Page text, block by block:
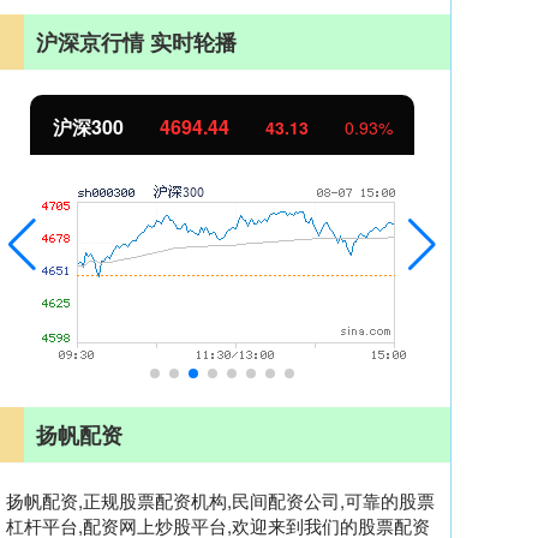
沪深京行情 实时轮播
沪深300 4694.44 43.13 0.93%
扬帆配资
扬帆配资,正规股票配资机构,民间配资公司,可靠的股票
杠杆平台,配资网上炒股平台,欢迎来到我们的股票配资